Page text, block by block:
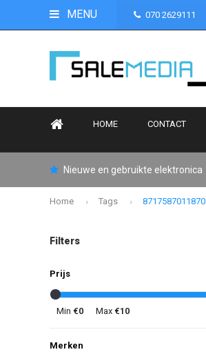
MENU 070 2629111
HOME CONTACT
Nieuwe en gebruikte elektronica
Home Tags 8717587011870
Filters
Prijs
Min €0 Max €10
Merken